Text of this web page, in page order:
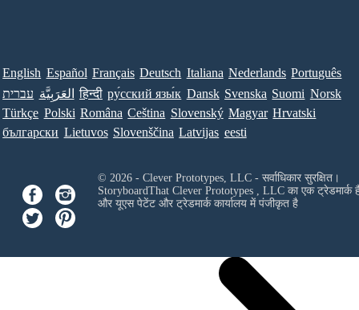
English Español Français Deutsch Italiana Nederlands Português
עברית العَرَبِيَّة हिन्दी ру́сский язы́к Dansk Svenska Suomi Norsk
Türkçe Polski Româna Ceština Slovenský Magyar Hrvatski
български Lietuvos Slovenščina Latvijas eesti
© 2026 - Clever Prototypes, LLC - सर्वाधिकार सुरक्षित।
StoryboardThat Clever Prototypes , LLCका एक ट्रेडमार्क
और यूएस पेटेंट और ट्रेडमार्क कार्यालय में पंजीकृत है